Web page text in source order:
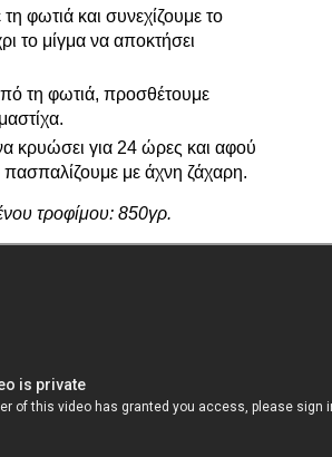
φωτιά και συνεχίζουμε το
το μίγμα να αποκτήσει
τη φωτιά, προσθέτουμε
κρυώσει για 24 ώρες και αφού
με άχνη ζάχαρη.
τροφίμου: 850γρ.